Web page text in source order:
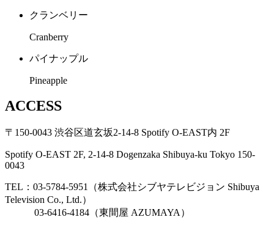
クランベリー
Cranberry
パイナップル
Pineapple
ACCESS
〒150-0043 渋谷区道玄坂2-14-8 Spotify O-EAST内 2F
Spotify O-EAST 2F, 2-14-8 Dogenzaka Shibuya-ku Tokyo 150-
0043
TEL：03-5784-5951（株式会社シブヤテレビジョン Shibuya
Television Co., Ltd.）
03-6416-4184（東間屋 AZUMAYA）